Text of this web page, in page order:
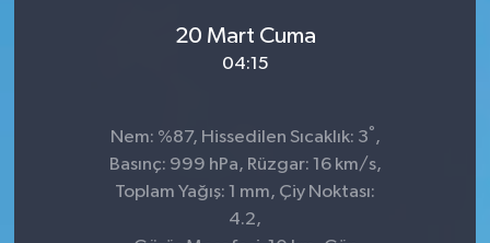
20 Mart Cuma
04:15
Nem: %87, Hissedilen Sıcaklık: 3° ,
Basınç: 999 hPa, Rüzgar: 16 km/s,
Toplam Yağış: 1 mm, Çiy Noktası:
4.2,